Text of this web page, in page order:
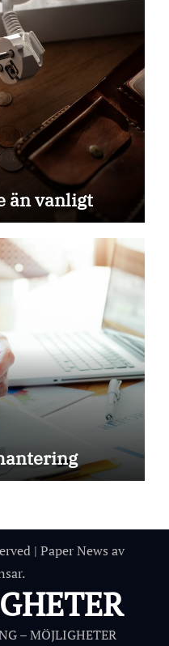
än vanligt
| Paper News av
.
– MÖJLIGHETER